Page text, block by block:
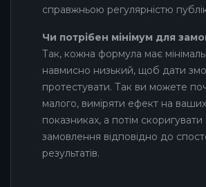
справжньою регулярністю
Чи потрібен мінімум для
Так, кожна формула має
навмисно низький, щоб дати
протестувати. Так ви можете
малого, виміряти ефект на ваших
показниках, а потім скоригувати
замовлення відповідно до
результатів.